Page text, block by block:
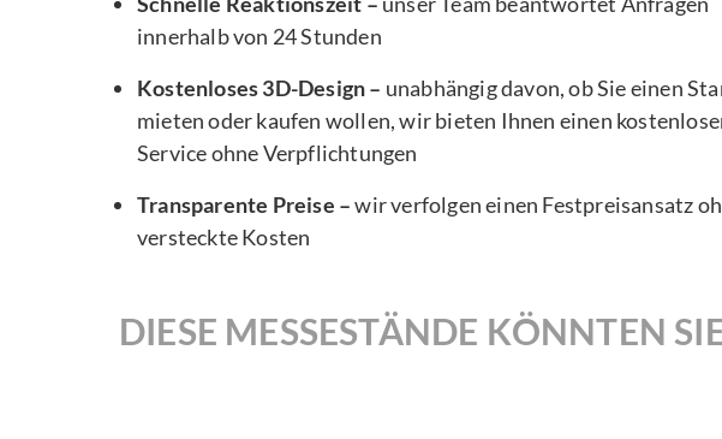
innerhalb von 24 Stunden
Kostenloses 3D-Design – unabhängig davon, ob Sie einen
mieten oder kaufen wollen, wir bieten Ihnen einen
Service ohne Verpflichtungen
Transparente Preise –wir verfolgen einen Festpreisansatz
versteckte Kosten
DIESE MESSESTÄNDE KÖNNTEN